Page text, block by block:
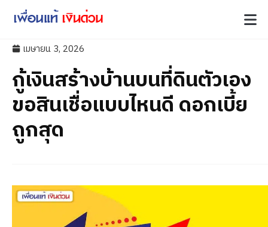
เมษายน 3, 2026
กู้เงินสร้างบ้านบนที่ดินตัวเอง
ขอสินเชื่อแบบไหนดี ดอกเบี้ย
ถูกสุด